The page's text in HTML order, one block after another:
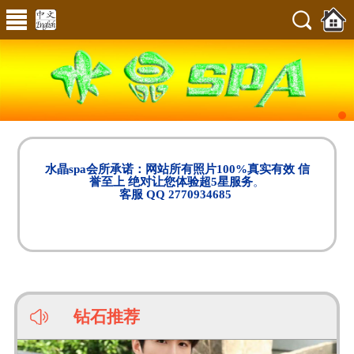
水晶spa会所承诺：网站所有照片100%真实有效 信
誉至上 绝对让您体验超5星服务。
客服 QQ 2770934685
钻石推荐